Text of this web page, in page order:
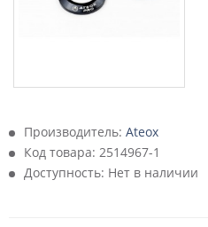
Производитель: Ateox
Код товара: 2514967-1
Доступность: Нет в наличии